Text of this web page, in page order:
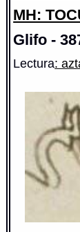
MH:
Glifo -
Lectura: